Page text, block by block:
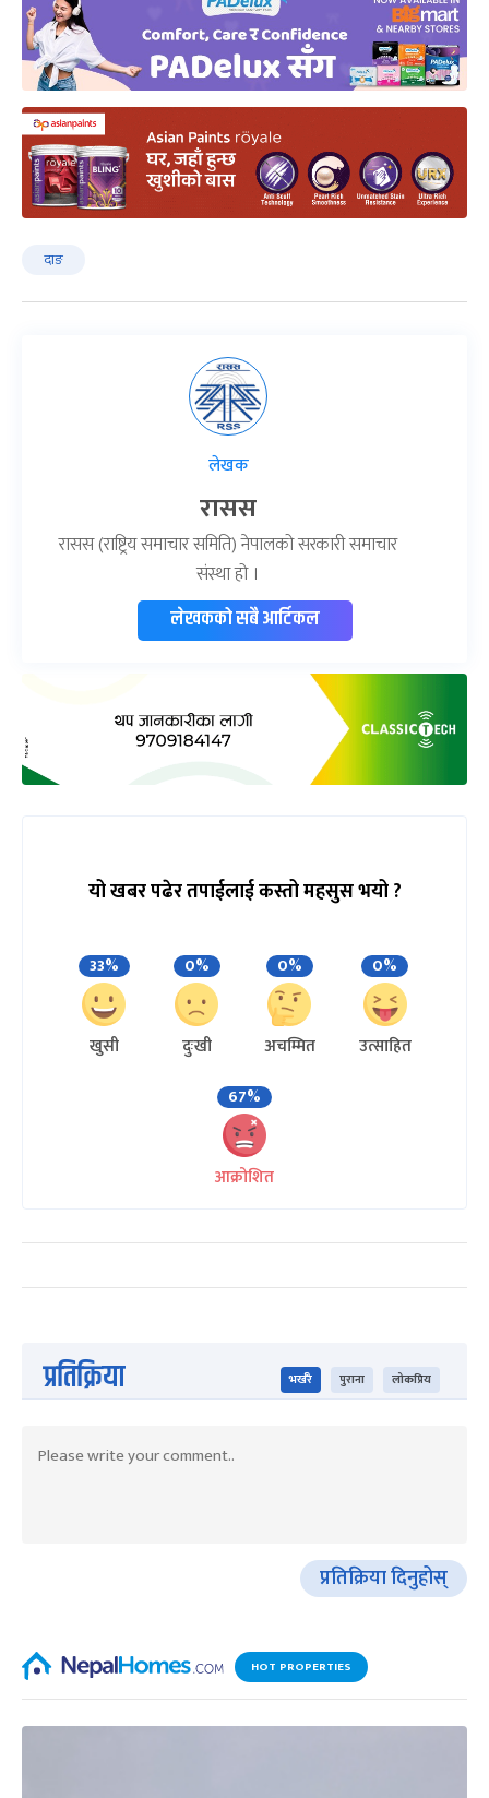
दाङ
लेखक
रासस
रासस (राष्ट्रिय समाचार समिति) नेपालको सरकारी समाचार
संस्था हो ।
लेखकको सबै आर्टिकल
यो खबर पढेर तपाईलाई कस्तो महसुस भयो ?
33%
खुसी
0%
दुःखी
0%
अचम्मित
0%
उत्साहित
67%
आक्रोशित
प्रतिक्रिया भर्खरै पुराना लोकप्रिय
प्रतिक्रिया दिनुहोस्
HOT PROPERTIES